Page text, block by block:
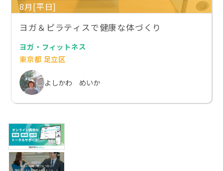
8月[平日]
ヨガ＆ピラティスで健康な体づくり
ヨガ・フィットネス
東京都 足立区
よしかわ めいか